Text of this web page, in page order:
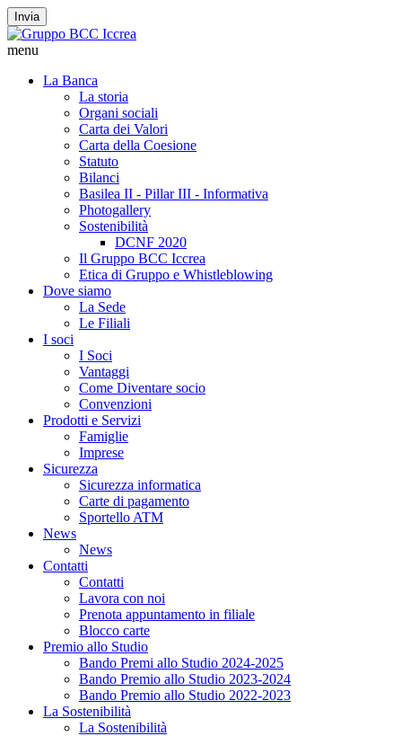
Invia
menu
La Banca
La storia
Organi sociali
Carta dei Valori
Carta della Coesione
Statuto
Bilanci
Basilea II - Pillar III - Informativa
Photogallery
Sostenibilità
DCNF 2020
Il Gruppo BCC Iccrea
Etica di Gruppo e Whistleblowing
Dove siamo
La Sede
Le Filiali
I soci
I Soci
Vantaggi
Come Diventare socio
Convenzioni
Prodotti e Servizi
Famiglie
Imprese
Sicurezza
Sicurezza informatica
Carte di pagamento
Sportello ATM
News
News
Contatti
Contatti
Lavora con noi
Prenota appuntamento in filiale
Blocco carte
Premio allo Studio
Bando Premi allo Studio 2024-2025
Bando Premio allo Studio 2023-2024
Bando Premio allo Studio 2022-2023
La Sostenibilità
La Sostenibilità